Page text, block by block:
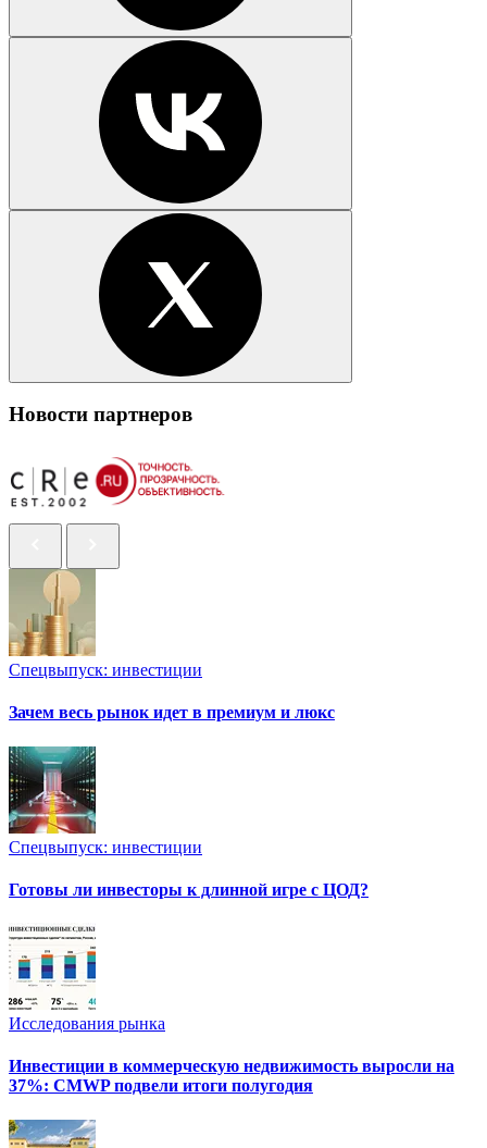
Новости партнеров
Спецвыпуск: инвестиции
Зачем весь рынок идет в премиум и люкс
Спецвыпуск: инвестиции
Готовы ли инвесторы к длинной игре с ЦОД?
Исследования рынка
Инвестиции в коммерческую недвижимость выросли на
37%: CMWP подвели итоги полугодия